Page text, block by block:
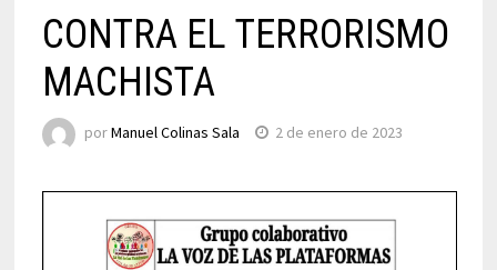
CONTRA EL TERRORISMO
MACHISTA
porManuel Colinas Sala 2 de enero de 2023